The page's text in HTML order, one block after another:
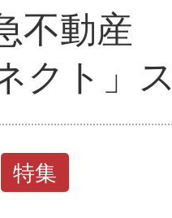
不動産
クト」
特集